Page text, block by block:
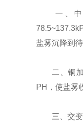
一、中性
盐雾沉降到
二、铜加
PH，使盐雾
三、交变